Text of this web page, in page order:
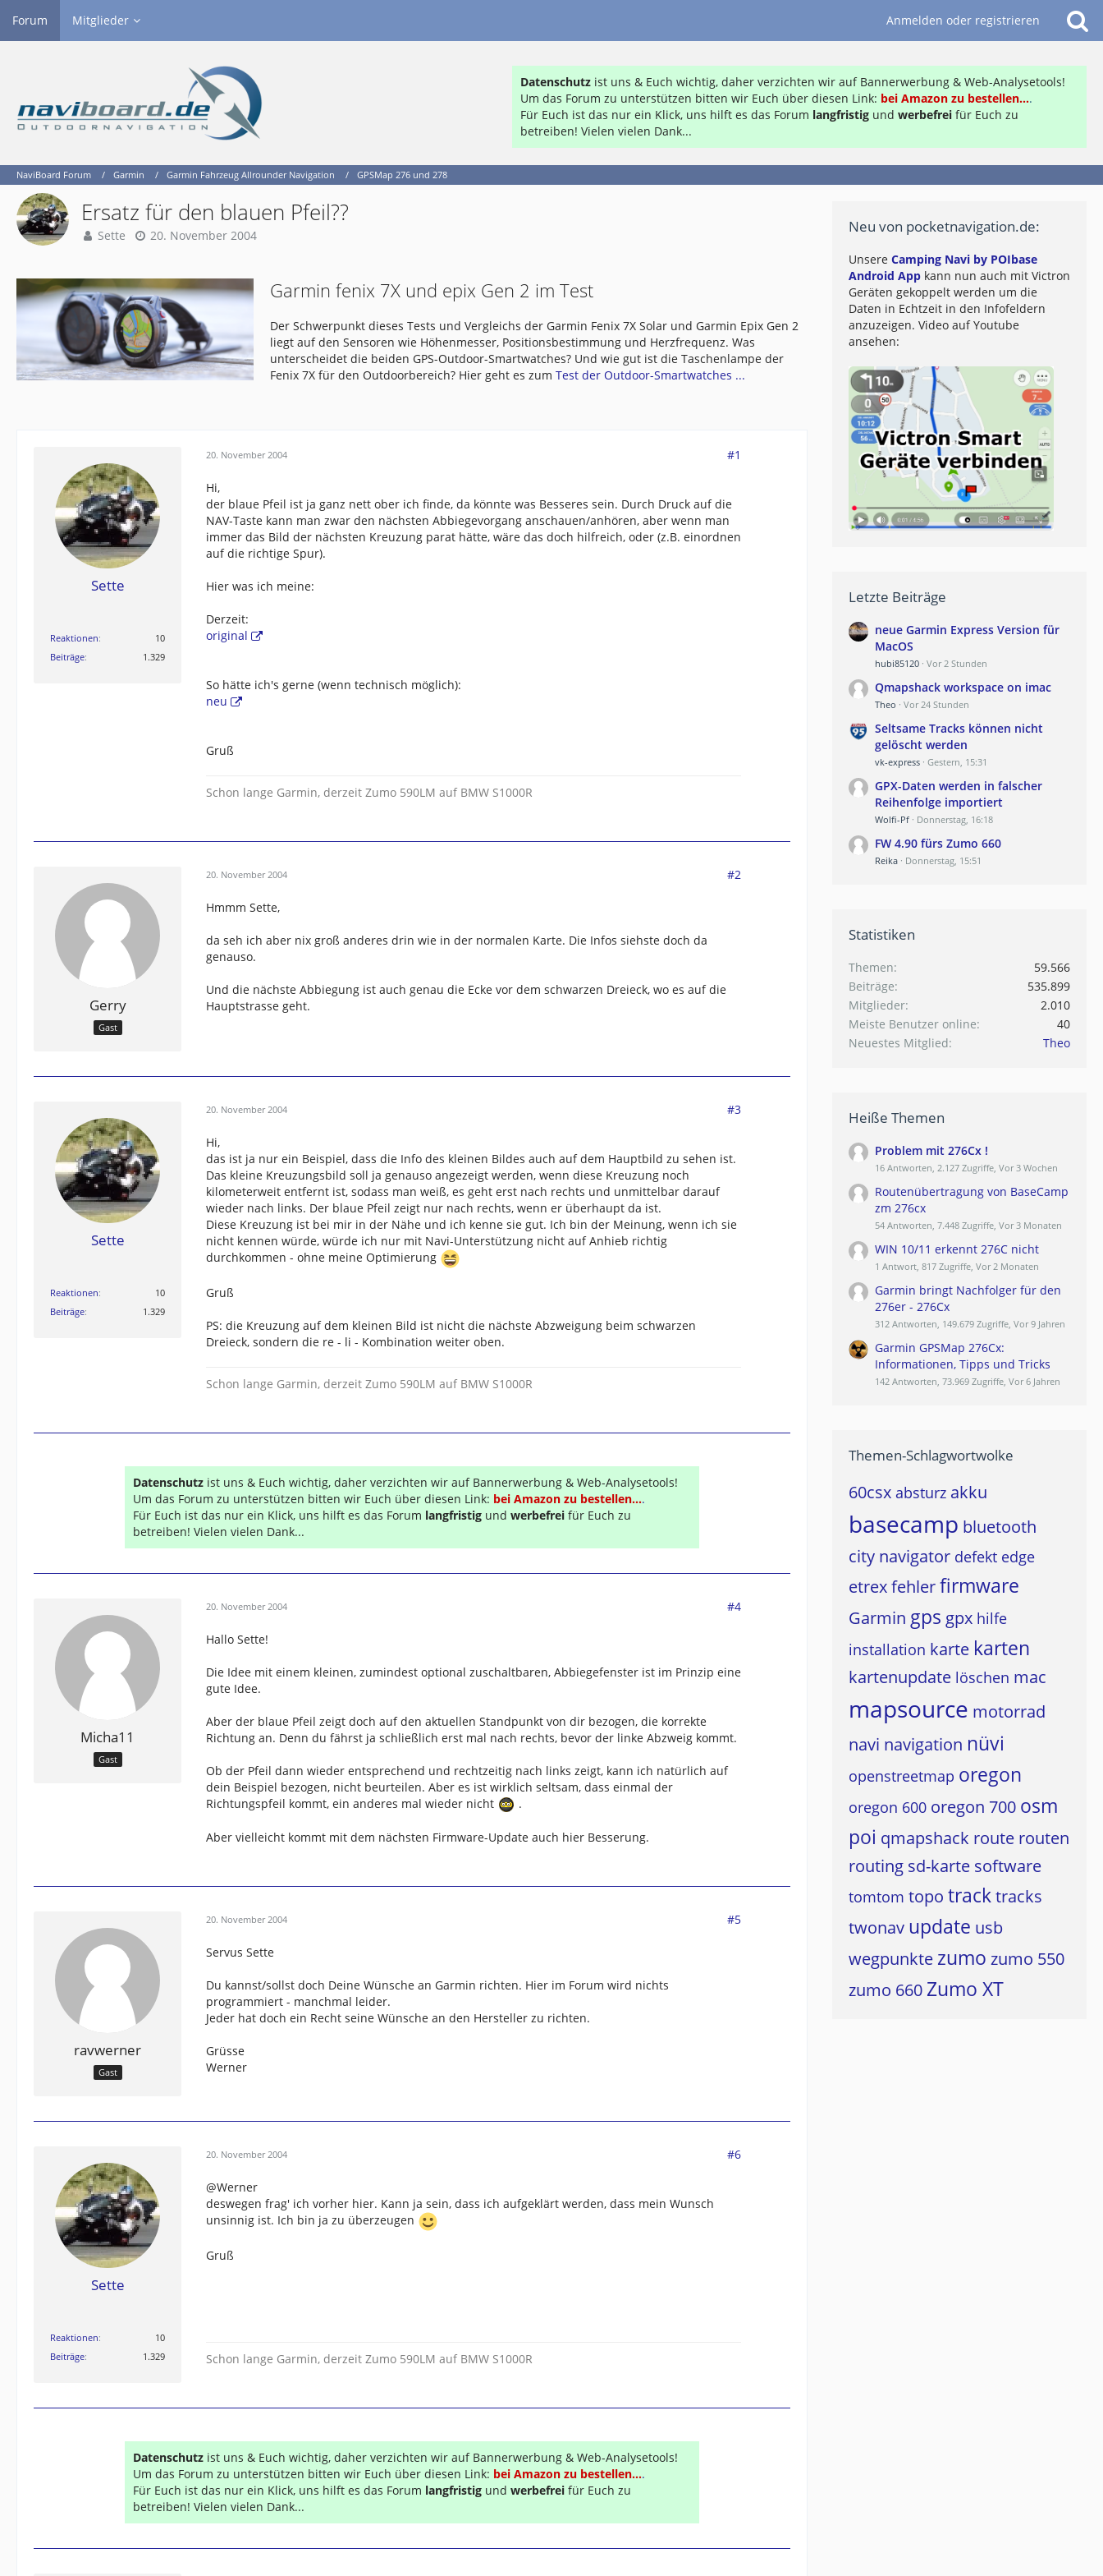
Forum Mitglieder Anmelden oder registrieren
Datenschutz ist uns & Euch wichtig, daher verzichten wir auf Bannerwerbung & Web-Analysetools!
Um das Forum zu unterstützen bitten wir Euch über diesen Link: bei Amazon zu bestellen....
Für Euch ist das nur ein Klick, uns hilft es das Forum langfristig und werbefrei für Euch zu
betreiben! Vielen vielen Dank...
NaviBoard Forum Garmin Garmin Fahrzeug Allrounder Navigation GPSMap 276 und 278
Ersatz für den blauen Pfeil??
Sette 20. November 2004
Garmin fenix 7X und epix Gen 2 im Test
Der Schwerpunkt dieses Tests und Vergleichs der Garmin Fenix 7X Solar und Garmin Epix Gen 2
liegt auf den Sensoren wie Höhenmesser, Positionsbestimmung und Herzfrequenz. Was
unterscheidet die beiden GPS-Outdoor-Smartwatches? Und wie gut ist die Taschenlampe der
Fenix 7X für den Outdoorbereich? Hier geht es zumTest der Outdoor-Smartwatches ...
Sette
Reaktionen
10
Beiträge
1.329
20. November 2004 #1
Hi,
der blaue Pfeil ist ja ganz nett ober ich finde, da könnte was Besseres sein. Durch Druck auf die
NAV-Taste kann man zwar den nächsten Abbiegevorgang anschauen/anhören, aber wenn man
immer das Bild der nächsten Kreuzung parat hätte, wäre das doch hilfreich, oder (z.B. einordnen
auf die richtige Spur).
Hier was ich meine:
Derzeit:
original
So hätte ich's gerne (wenn technisch möglich):
neu
Gruß
Schon lange Garmin, derzeit Zumo 590LM auf BMW S1000R
Gerry
Gast
20. November 2004 #2
Hmmm Sette,
da seh ich aber nix groß anderes drin wie in der normalen Karte. Die Infos siehste doch da
genauso.
Und die nächste Abbiegung ist auch genau die Ecke vor dem schwarzen Dreieck, wo es auf die
Hauptstrasse geht.
Sette
Reaktionen
10
Beiträge
1.329
20. November 2004 #3
Hi,
das ist ja nur ein Beispiel, dass die Info des kleinen Bildes auch auf dem Hauptbild zu sehen ist.
Das kleine Kreuzungsbild soll ja genauso angezeigt werden, wenn diese Kreuzung noch
kilometerweit entfernt ist, sodass man weiß, es geht erst nach rechts und unmittelbar darauf
wieder nach links. Der blaue Pfeil zeigt nur nach rechts, wenn er überhaupt da ist.
Diese Kreuzung ist bei mir in der Nähe und ich kenne sie gut. Ich bin der Meinung, wenn ich sie
nicht kennen würde, würde ich nur mit Navi-Unterstützung nicht auf Anhieb richtig
durchkommen - ohne meine Optimierung
Gruß
PS: die Kreuzung auf dem kleinen Bild ist nicht die nächste Abzweigung beim schwarzen
Dreieck, sondern die re - li - Kombination weiter oben.
Schon lange Garmin, derzeit Zumo 590LM auf BMW S1000R
Datenschutz ist uns & Euch wichtig, daher verzichten wir auf Bannerwerbung & Web-Analysetools!
Um das Forum zu unterstützen bitten wir Euch über diesen Link: bei Amazon zu bestellen....
Für Euch ist das nur ein Klick, uns hilft es das Forum langfristig und werbefrei für Euch zu
betreiben! Vielen vielen Dank...
Micha11
Gast
20. November 2004 #4
Hallo Sette!
Die Idee mit einem kleinen, zumindest optional zuschaltbaren, Abbiegefenster ist im Prinzip eine
gute Idee.
Aber der blaue Pfeil zeigt doch auf den aktuellen Standpunkt von dir bezogen, die korrekte
Richtung an. Denn du fährst ja schließlich erst mal nach rechts, bevor der linke Abzweig kommt.
Ob der Pfeil dann wieder entsprechend und rechtzeitig nach links zeigt, kann ich natürlich auf
dein Beispiel bezogen, nicht beurteilen. Aber es ist wirklich seltsam, dass einmal der
Richtungspfeil kommt, ein anderes mal wieder nicht
.
Aber vielleicht kommt mit dem nächsten Firmware-Update auch hier Besserung.
ravwerner
Gast
20. November 2004 #5
Servus Sette
Du kannst/sollst doch Deine Wünsche an Garmin richten. Hier im Forum wird nichts
programmiert - manchmal leider.
Jeder hat doch ein Recht seine Wünsche an den Hersteller zu richten.
Grüsse
Werner
Sette
Reaktionen
10
Beiträge
1.329
20. November 2004 #6
@Werner
deswegen frag' ich vorher hier. Kann ja sein, dass ich aufgeklärt werden, dass mein Wunsch
unsinnig ist. Ich bin ja zu überzeugen
Gruß
Schon lange Garmin, derzeit Zumo 590LM auf BMW S1000R
Datenschutz ist uns & Euch wichtig, daher verzichten wir auf Bannerwerbung & Web-Analysetools!
Um das Forum zu unterstützen bitten wir Euch über diesen Link: bei Amazon zu bestellen....
Für Euch ist das nur ein Klick, uns hilft es das Forum langfristig und werbefrei für Euch zu
betreiben! Vielen vielen Dank...
Neu von pocketnavigation.de:
Unsere Camping Navi by POIbase
Android App kann nun auch mit Victron
Geräten gekoppelt werden um die
Daten in Echtzeit in den Infofeldern
anzuzeigen. Video auf Youtube
ansehen:
Letzte Beiträge
neue Garmin Express Version für
MacOS
hubi85120 Vor 2 Stunden
Qmapshack workspace on imac
Theo Vor 24 Stunden
Seltsame Tracks können nicht
gelöscht werden
vk-express Gestern, 15:31
GPX-Daten werden in falscher
Reihenfolge importiert
Wolfi-Pf Donnerstag, 16:18
FW 4.90 fürs Zumo 660
Reika Donnerstag, 15:51
Statistiken
Themen
59.566
Beiträge
535.899
Mitglieder
2.010
Meiste Benutzer online
40
Neuestes Mitglied
Theo
Heiße Themen
Problem mit 276Cx !
16 Antworten, 2.127 Zugriffe, Vor 3 Wochen
Routenübertragung von BaseCamp
zm 276cx
54 Antworten, 7.448 Zugriffe, Vor 3 Monaten
WIN 10/11 erkennt 276C nicht
1 Antwort, 817 Zugriffe, Vor 2 Monaten
Garmin bringt Nachfolger für den
276er - 276Cx
312 Antworten, 149.679 Zugriffe, Vor 9 Jahren
Garmin GPSMap 276Cx:
Informationen, Tipps und Tricks
142 Antworten, 73.969 Zugriffe, Vor 6 Jahren
Themen-Schlagwortwolke
60csx absturz akku
basecamp bluetooth
city navigator defekt edge
etrexfehlerfirmware
Garmin gps gpx hilfe
installation karte karten
kartenupdate löschen mac
mapsource motorrad
navi navigation nüvi
openstreetmap oregon
oregon 600 oregon 700 osm
poi qmapshack route routen
routing sd-karte software
tomtom topo tracktracks
twonav update usb
wegpunkte zumo zumo 550
zumo 660 Zumo XT